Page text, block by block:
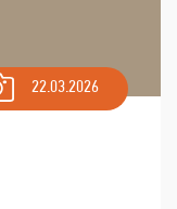
22.03.2026